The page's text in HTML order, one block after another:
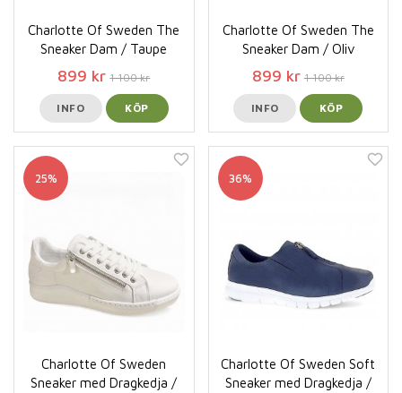
Charlotte Of Sweden The
Sneaker Dam / Taupe
899 kr 1 100 kr
INFO KÖP
Charlotte Of Sweden The
Sneaker Dam / Oliv
899 kr 1 100 kr
INFO KÖP
25%
Charlotte Of Sweden
Sneaker med Dragkedja /
36%
Charlotte Of Sweden Soft
Sneaker med Dragkedja /